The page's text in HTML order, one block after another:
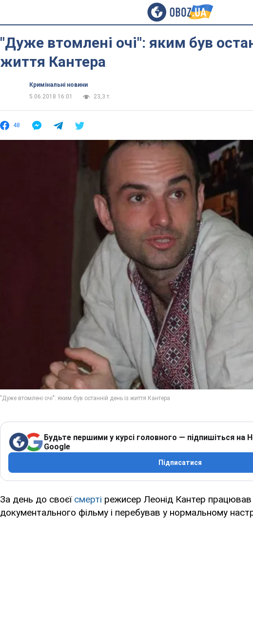
"Дуже втомлені очі": яким був
життя Кантера
Кримінальні новини
5.06.2018 16:01
23,3 т.
48
Будьте першими у курсі головного — підпишіться на
Google
Підписатися
За день до своєї смерті режисер Леонід Кантер
документального фільму і перебував у нормальному